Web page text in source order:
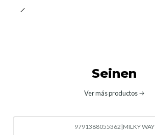
Seinen
Ver más productos
9791388055362 |MILKY WAY